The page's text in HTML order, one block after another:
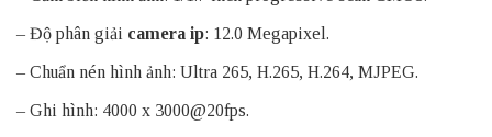
– Độ phân giải camera ip: 12.0 Megapixel.
– Chuẩn nén hình ảnh: Ultra 265, H.265, H.264, MJPEG.
– Ghi hình: 4000 x 3000@20fps.